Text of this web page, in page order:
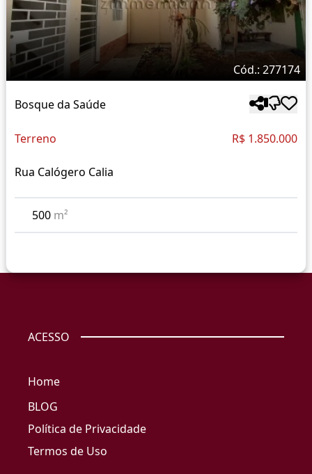
Cód.: 277174
Bosque da Saúde
Terreno R$ 1.850.000
Rua Calógero Calia
500 m²
ACESSO
Home
BLOG
Política de Privacidade
Termos de Uso